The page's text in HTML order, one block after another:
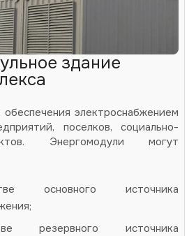
здание
электроснабжением
поселков, социально-
Энергомодули могут
основного источника
резервного источника